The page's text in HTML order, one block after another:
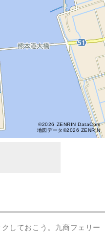
©2026 ZENRIN DataCom
地図データ©2026 ZENRIN
しておこう。九商フェリー